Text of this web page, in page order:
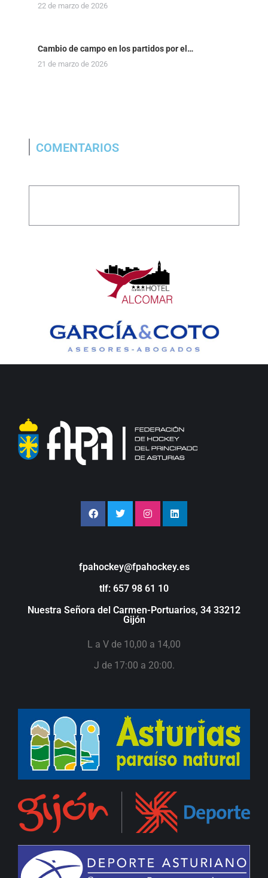
22 de marzo de 2026
Cambio de campo en los partidos por el…
21 de marzo de 2026
COMENTARIOS
fpahockey@fpahockey.es
tlf: 657 98 61 10
Nuestra Señora del Carmen-Portuarios, 34 33212
Gijón
L a V de 10,00 a 14,00
J de 17:00 a 20:00.